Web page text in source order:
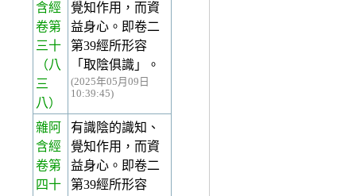
含經
卷第
三十
（八
三
八）
覺知作用，而資
益身心。即卷二
第39經所形容
「取陰俱識」。
(2025年05月09日
10:39:45)
雜阿
含經
卷第
四十
有識陰的識知、
覺知作用，而資
益身心。即卷二
第39經所形容